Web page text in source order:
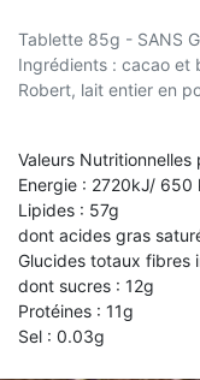
Tablette 85g - SANS
Ingrédients : cacao et
Robert, lait entier en
Valeurs Nutritionnelles
Energie : 2720kJ/ 650
Lipides : 57g
dont acides gras
Glucides totaux fibres
dont sucres : 12g
Protéines : 11g
Sel : 0.03g